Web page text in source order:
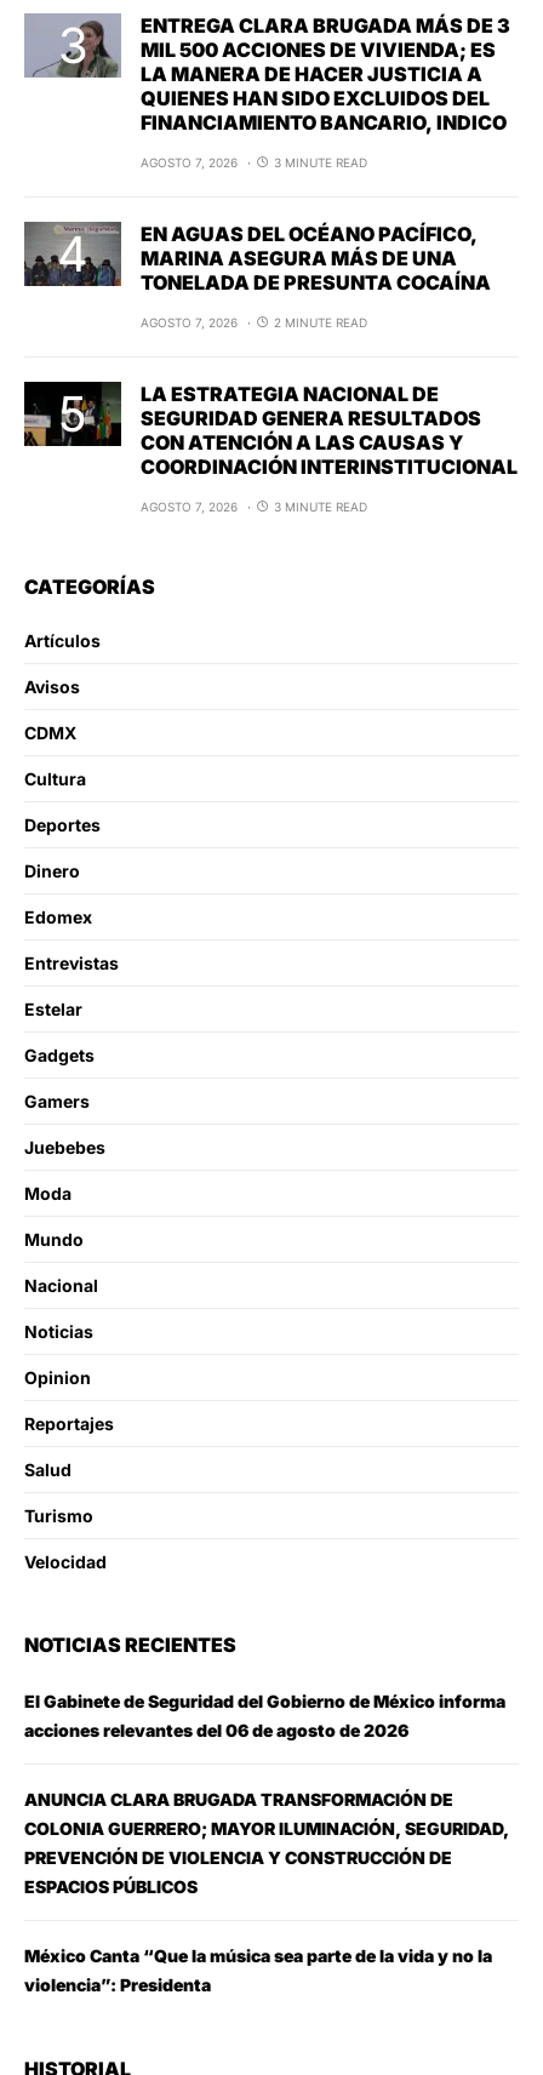
ENTREGA CLARA BRUGADA MÁS DE 3
MIL 500 ACCIONES DE VIVIENDA; ES
LA MANERA DE HACER JUSTICIA A
QUIENES HAN SIDO EXCLUIDOS DEL
FINANCIAMIENTO BANCARIO, INDICO
AGOSTO 7, 2026 3 MINUTE READ
EN AGUAS DEL OCÉANO PACÍFICO,
MARINA ASEGURA MÁS DE UNA
TONELADA DE PRESUNTA COCAÍNA
AGOSTO 7, 2026 2 MINUTE READ
LA ESTRATEGIA NACIONAL DE
SEGURIDAD GENERA RESULTADOS
CON ATENCIÓN A LAS CAUSAS Y
COORDINACIÓN INTERINSTITUCIONAL
AGOSTO 7, 2026 3 MINUTE READ
CATEGORÍAS
Artículos
Avisos
CDMX
Cultura
Deportes
Dinero
Edomex
Entrevistas
Estelar
Gadgets
Gamers
Juebebes
Moda
Mundo
Nacional
Noticias
Opinion
Reportajes
Salud
Turismo
Velocidad
NOTICIAS RECIENTES
El Gabinete de Seguridad del Gobierno de México informa
acciones relevantes del 06 de agosto de 2026
ANUNCIA CLARA BRUGADA TRANSFORMACIÓN DE
COLONIA GUERRERO; MAYOR ILUMINACIÓN, SEGURIDAD,
PREVENCIÓN DE VIOLENCIA Y CONSTRUCCIÓN DE
ESPACIOS PÚBLICOS
México Canta “Que la música sea parte de la vida y no la
violencia”: Presidenta
HISTORIAL